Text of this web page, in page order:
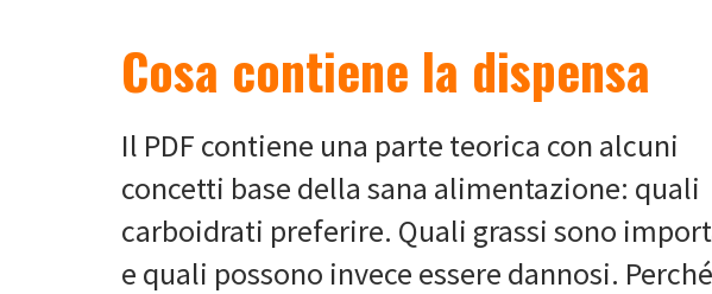
Cosa contiene la dispensa
Il PDF contiene una parte teorica con alcuni
concetti base della sana alimentazione: quali
carboidrati preferire. Quali grassi sono
e quali possono invece essere dannosi.